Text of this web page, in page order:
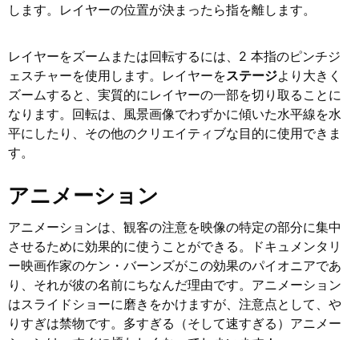
します。レイヤーの位置が決まったら指を離します。
レイヤーをズームまたは回転するには、2 本指のピンチジ
ェスチャーを使用します。レイヤーをステージより大きく
ズームすると、実質的にレイヤーの一部を切り取ることに
なります。回転は、風景画像でわずかに傾いた水平線を水
平にしたり、その他のクリエイティブな目的に使用できま
す。
アニメーション
アニメーションは、観客の注意を映像の特定の部分に集中
させるために効果的に使うことができる。ドキュメンタリ
ー映画作家のケン・バーンズがこの効果のパイオニアであ
り、それが彼の名前にちなんだ理由です。アニメーション
はスライドショーに磨きをかけますが、注意点として、や
りすぎは禁物です。多すぎる（そして速すぎる）アニメー